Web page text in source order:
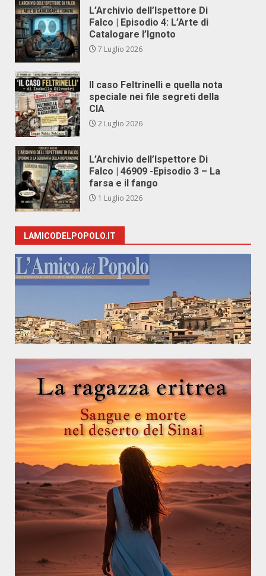
L’Archivio dell’Ispettore Di
Falco | Episodio 4: L’Arte di
Catalogare l’Ignoto
7 Luglio 2026
Il caso Feltrinelli e quella nota
speciale nei file segreti della
CIA
2 Luglio 2026
L’Archivio dell’Ispettore Di
Falco | 46909 -Episodio 3 – La
farsa e il fango
1 Luglio 2026
LAMICODELPOPOLO.IT